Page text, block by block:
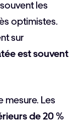
les
optimistes.
sur
est souvent
mesure. Les
de 20 %